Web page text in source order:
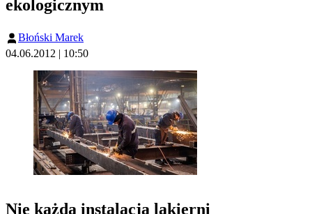
ekologicznym
Błoński Marek
04.06.2012 | 10:50
Nie każda instalacja lakierni